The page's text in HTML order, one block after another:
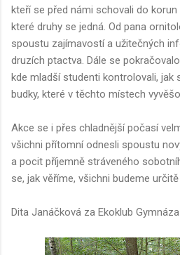
kteří se před námi schovali do
které druhy se jedná. Od pana
spoustu zajímavostí a užitečných
druzích ptactva. Dále se
kde mladší studenti kontrolovali, jak
budky, které v těchto místech
Akce se i přes chladnější počasí
všichni přítomní odnesli spoustu
a pocit příjemně stráveného
se, jak věříme, všichni budeme
Dita Janáčková za Ekoklub